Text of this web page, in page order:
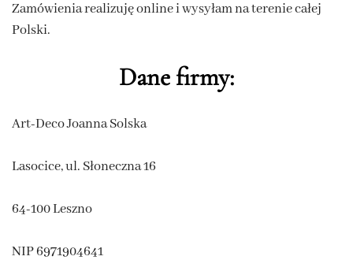
Zamówienia realizuję online i wysyłam na terenie całej
Polski.
Dane firmy:
Art-Deco Joanna Solska
Lasocice, ul. Słoneczna 16
64-100 Leszno
NIP 6971904641